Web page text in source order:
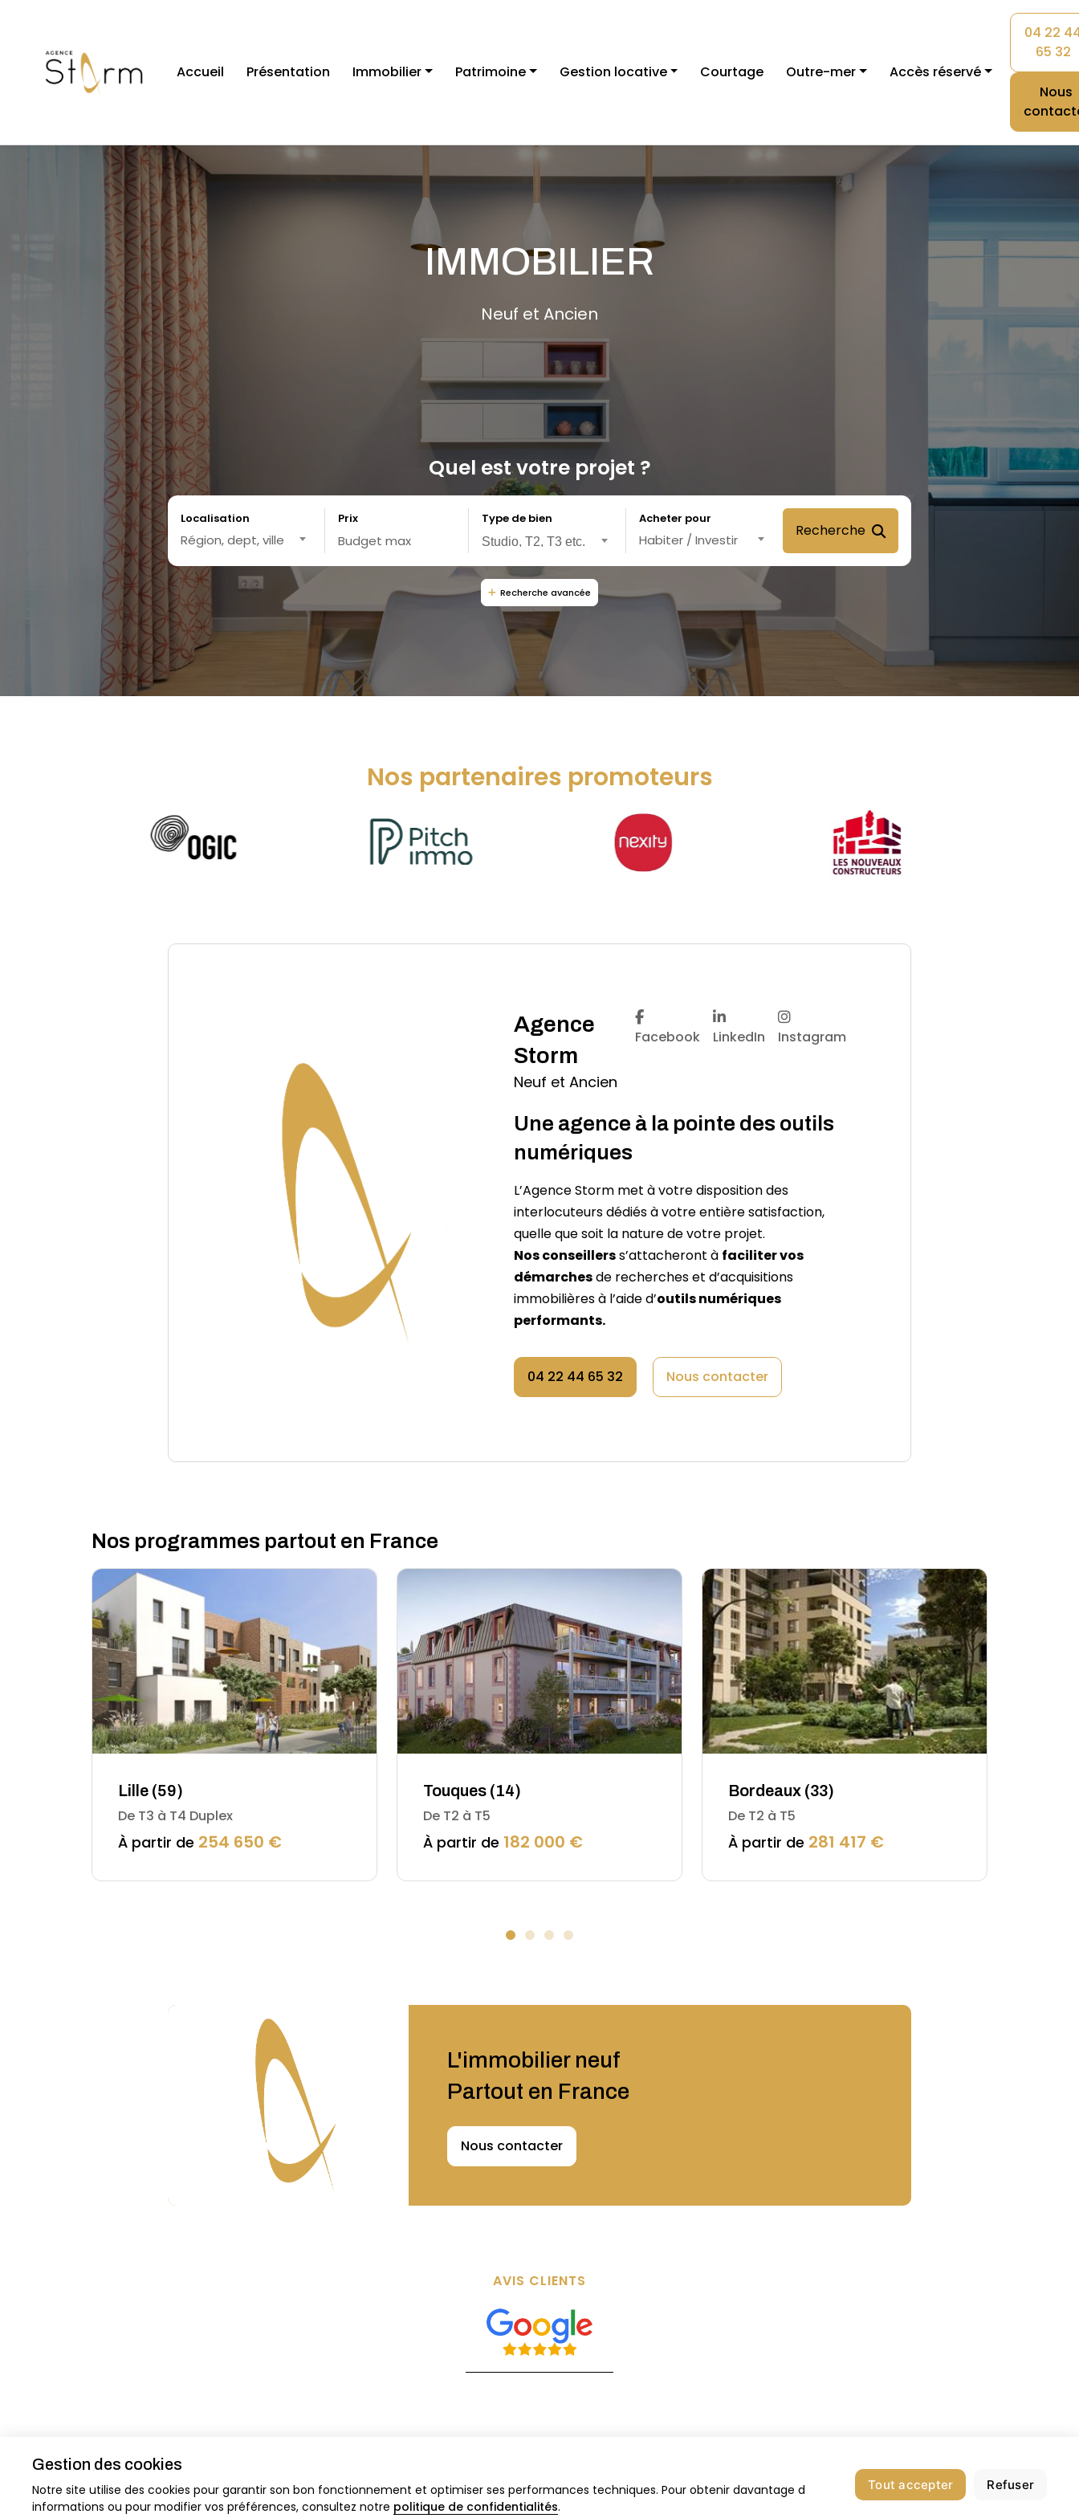
Navigation principale
Accueil Présentation Immobilier Patrimoine Gestion locative Courtage Outre-mer Accès réservé
04 22
65 32
Nous
IMMOBILIER
Neuf et Ancien
Quel est votre projet ?
Localisation
Région, dept, ville
Prix Type de bien Acheter pour
Habiter / Investir
Recherche
Recherche avancée
Nos partenaires promoteurs
Agence
Storm
Neuf et Ancien
Facebook LinkedIn Instagram
Une agence à la pointe des outils
numériques
L’Agence Storm met à votre disposition des
interlocuteurs dédiés à votre entière satisfaction,
quelle que soit la nature de votre projet.
Nos conseillerss’attacheront à faciliter vos
démarchesde recherches et d’acquisitions
immobilières à l’aide d’outils numériques
performants.
04 22 44 65 32 Nous contacter
Nos programmes partout en France
Lille (59)
De T3 à T4 Duplex
À partir de 254 650 €
Touques (14)
De T2 à T5
À partir de 182 000 €
Bordeaux (33)
De T2 à T5
À partir de 281 417 €
L'immobilier neuf
Partout en France
Nous contacter
AVIS CLIENTS
Propulsé par
Gestion des cookies
Notre site utilise des cookies pour garantir son bon fonctionnement et optimiser ses performances techniques. Pour obtenir davantage d
informations ou pour modifier vos préférences, consultez notre politique de confidentialités.
Tout accepter Refuser